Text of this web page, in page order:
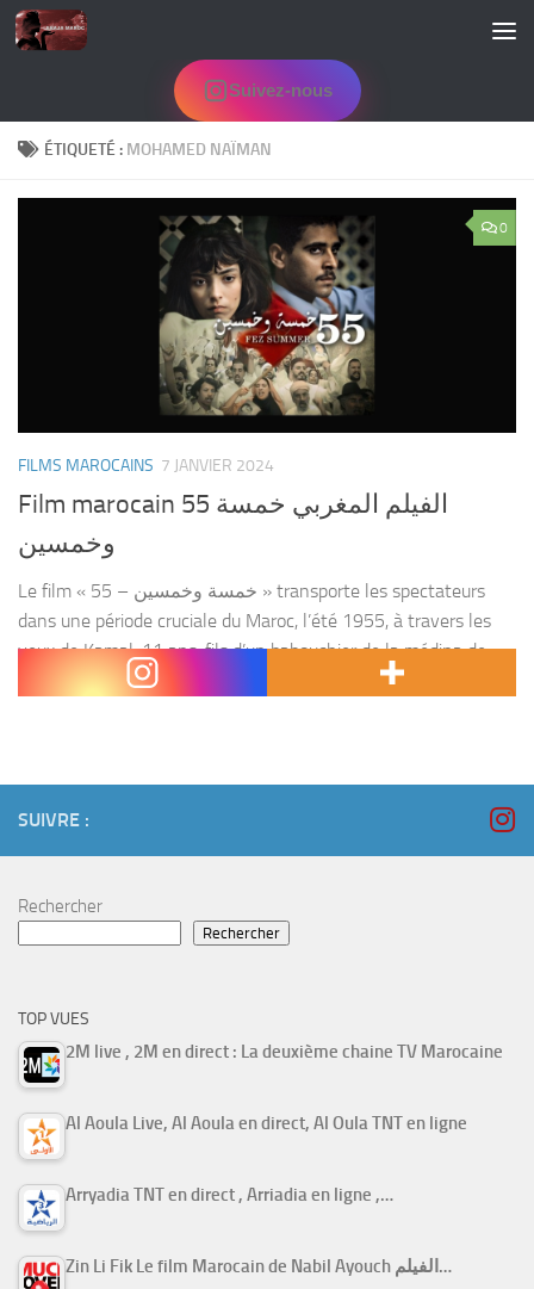
Skip to content
Suivez-nous
ÉTIQUETÉ : MOHAMED NAÏMAN
0
FILMS MAROCAINS 7 JANVIER 2024
Film marocain 55 الفيلم المغربي خمسة
وخمسين
Le film « 55 – خمسة وخمسين » transporte les spectateurs
dans une période cruciale du Maroc, l’été 1955, à travers les
yeux de Kamal, 11 ans, fils d’un babouchier de la médina de
Fès. Réalisé...
SUIVRE :
Rechercher
Rechercher
TOP VUES
2M live , 2M en direct : La deuxième chaine TV Marocaine
Al Aoula Live, Al Aoula en direct, Al Oula TNT en ligne
Arryadia TNT en direct , Arriadia en ligne ,…
Zin Li Fik Le film Marocain de Nabil Ayouch الفيلم…